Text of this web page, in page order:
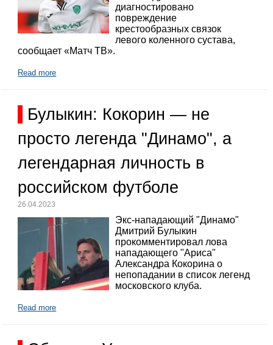
диагностировано
повреждение
крестообразных связок
левого коленного сустава,
сообщает «Матч ТВ».
Read more
Булыкин: Кокорин — не
просто легенда "Динамо", а
легендарная личность в
российском футболе
26.04.2023
Экс-нападающий "Динамо"
Дмитрий Булыкин
прокомментировал лова
нападающего "Ариса"
Александра Кокорина о
непопадании в список легенд
московского клуба.
Read more